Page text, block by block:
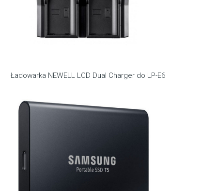
Ładowarka NEWELL LCD Dual Charger do LP-E6